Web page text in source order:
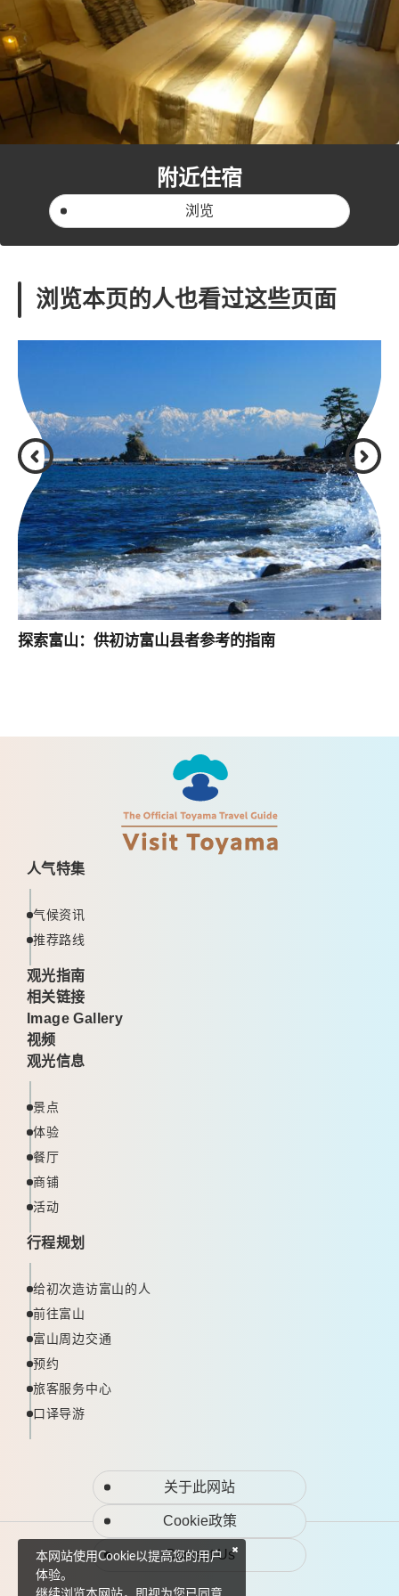
附近住宿
浏览
浏览本页的人也看过这些页面
探索富山：供初访富山县者参考的指南
人气特集
气候资讯
推荐路线
观光指南
相关链接
Image Gallery
视频
观光信息
景点
体验
餐厅
商铺
活动
行程规划
给初次造访富山的人
前往富山
富山周边交通
预约
旅客服务中心
口译导游
关于此网站
Cookie政策
Contact Us
本网站使用Cookie以提高您的用户
体验。